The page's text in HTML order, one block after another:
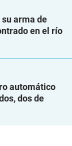
arma de
en el río
automático
dos de